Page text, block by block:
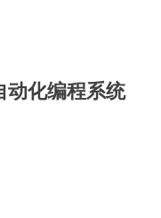
动化编程系统